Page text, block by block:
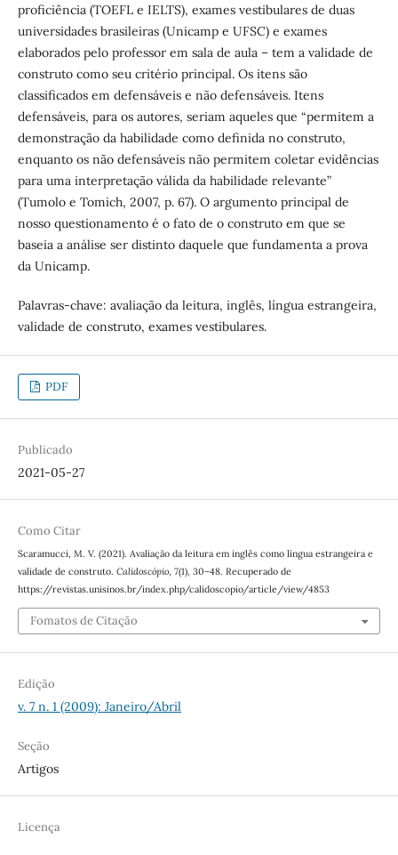
proficiência (TOEFL e IELTS), exames vestibulares de duas
universidades brasileiras (Unicamp e UFSC) e exames
elaborados pelo professor em sala de aula – tem a validade de
construto como seu critério principal. Os itens são
classificados em defensáveis e não defensáveis. Itens
defensáveis, para os autores, seriam aqueles que “permitem a
demonstração da habilidade como definida no construto,
enquanto os não defensáveis não permitem coletar evidências
para uma interpretação válida da habilidade relevante”
(Tumolo e Tomich, 2007, p. 67). O argumento principal de
nosso questionamento é o fato de o construto em que se
baseia a análise ser distinto daquele que fundamenta a prova
da Unicamp.
Palavras-chave: avaliação da leitura, inglês, língua estrangeira,
validade de construto, exames vestibulares.
PDF
Publicado
2021-05-27
Como Citar
Scaramucci, M. V. (2021). Avaliação da leitura em inglês como língua estrangeira e
validade de construto. Calidoscópio, 7(1), 30–48. Recuperado de
https://revistas.unisinos.br/index.php/calidoscopio/article/view/4853
Fomatos de Citação
Edição
v. 7 n. 1 (2009): Janeiro/Abril
Seção
Artigos
Licença